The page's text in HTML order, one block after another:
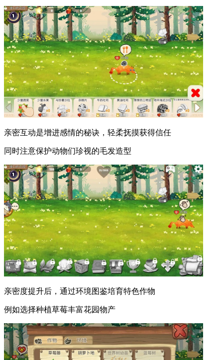
亲密互动是增进感情的秘诀，轻柔抚摸获得信任
同时注意保护动物们珍视的毛发造型
亲密度提升后，通过环境图鉴培育特色作物
例如选择种植草莓丰富花园物产